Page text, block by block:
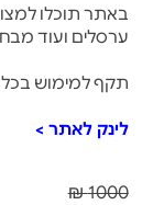
באתר תוכלו
ערסלים ועוד
תקף למימוש בכל 3 סניפי
לינק לאתר >
1000 ₪